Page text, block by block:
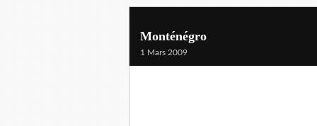
Monténégro
1 Mars 2009